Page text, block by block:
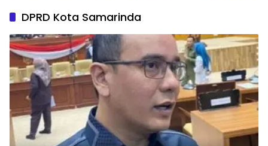
DPRD Kota Samarinda